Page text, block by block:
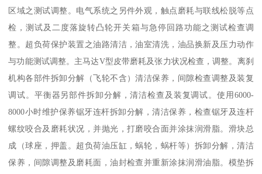
区域之测试调整。电气系统之另件外观，触点磨耗与联线松脱等点
检，测试及二度落旋转凸轮开关箱与急停回路功能之测试检查调
整。超负荷保护装置之油路清洁，油室清洗，油品换新及压力动作
与功能测试调整。主马达V型皮带磨耗及张力状况检查，调整。离刹
机构各部件拆卸分解（飞轮不含）清洁保养，间隙检查调整及装复
调试。平衡器另部件拆卸分解，清洁检查及装复调试。使用6000-
8000小时维护保养锯牙连杆拆卸分解，清洁保养，检查锯牙及连杆
螺纹咬合及磨耗状况，并抛光，打磨咬合面并涂抹润滑脂。滑块总
成（球座，押盖。超负荷油压缸，蜗轮，蜗杆等）拆卸分解，清洁
保养，间隙调整及磨耗面，油封检查并重新涂抹润滑油脂。模垫拆